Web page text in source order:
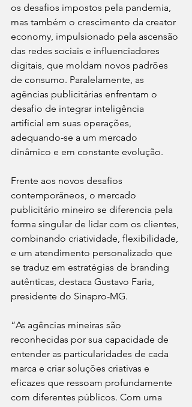
os desafios impostos pela pandemia,
mas também o crescimento da creator
economy, impulsionado pela ascensão
das redes sociais e influenciadores
digitais, que moldam novos padrões
de consumo. Paralelamente, as
agências publicitárias enfrentam o
desafio de integrar inteligência
artificial em suas operações,
adequando-se a um mercado
dinâmico e em constante evolução.
Frente aos novos desafios
contemporâneos, o mercado
publicitário mineiro se diferencia pela
forma singular de lidar com os clientes,
combinando criatividade, flexibilidade,
e um atendimento personalizado que
se traduz em estratégias de branding
autênticas, destaca Gustavo Faria,
presidente do Sinapro-MG.
“As agências mineiras são
reconhecidas por sua capacidade de
entender as particularidades de cada
marca e criar soluções criativas e
eficazes que ressoam profundamente
com diferentes públicos. Com uma